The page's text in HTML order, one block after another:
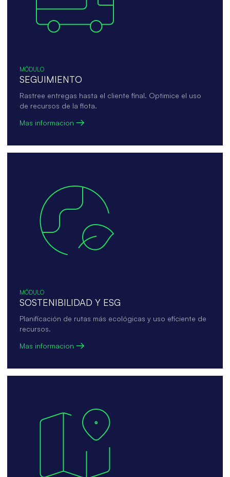
MÓDULO
SEGUIMIENTO
Rastree entregas hasta el cliente final. Optimice el uso
de recursos de la flota.
Mas informacion
MÓDULO
SOSTENIBILIDAD Y ESG
Planificación de rutas más ecológicas y uso eficiente de
recursos.
Mas informacion